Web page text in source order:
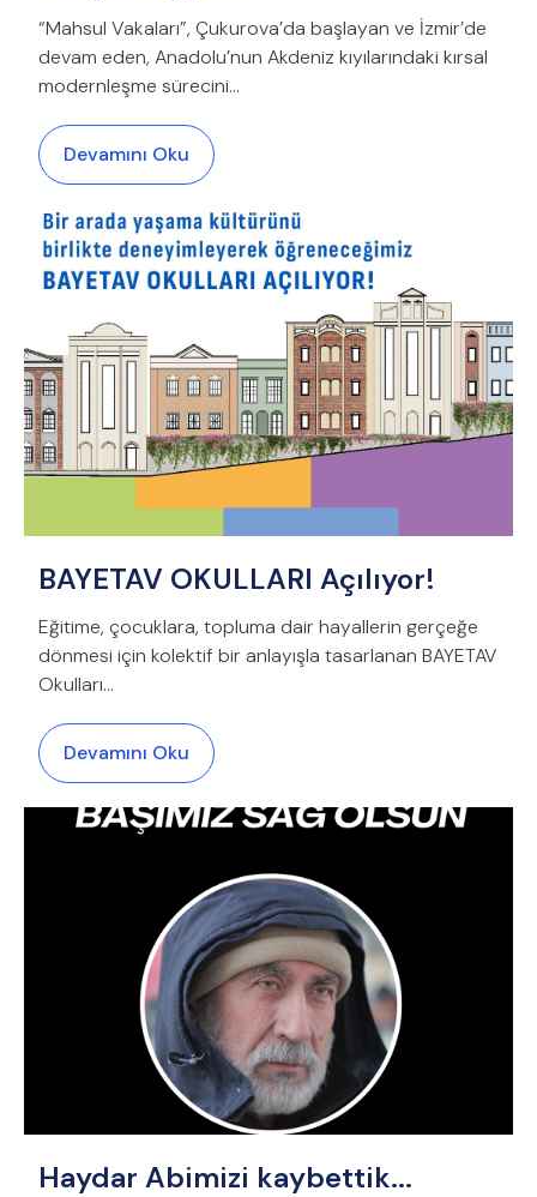
“Mahsul Vakaları”, Çukurova’da başlayan ve İzmir’de
devam eden, Anadolu’nun Akdeniz kıyılarındaki kırsal
modernleşme sürecini...
Devamını Oku
BAYETAV OKULLARI Açılıyor!
Eğitime, çocuklara, topluma dair hayallerin gerçeğe
dönmesi için kolektif bir anlayışla tasarlanan BAYETAV
Okulları…
Devamını Oku
Haydar Abimizi kaybettik...